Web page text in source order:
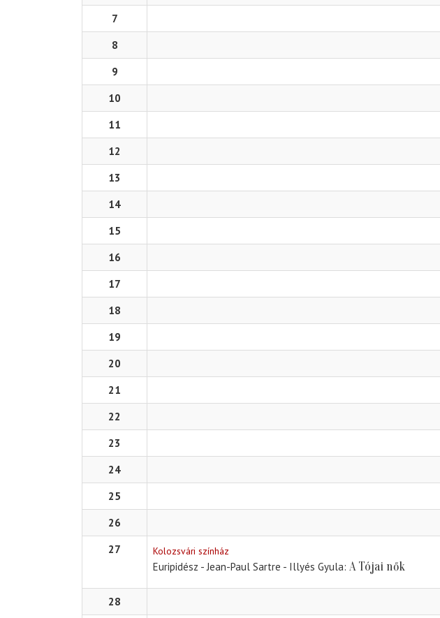
7
8
9
10
11
12
13
14
15
16
17
18
19
20
21
22
23
24
25
26
27
Kolozsvári színház
Euripidész - Jean-Paul Sartre - Illyés Gyula A Tójai nők
28